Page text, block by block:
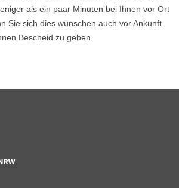
als ein paar Minuten bei Ihnen vor Ort
Sie sich dies wünschen auch vor Ankunft
Bescheid zu geben.